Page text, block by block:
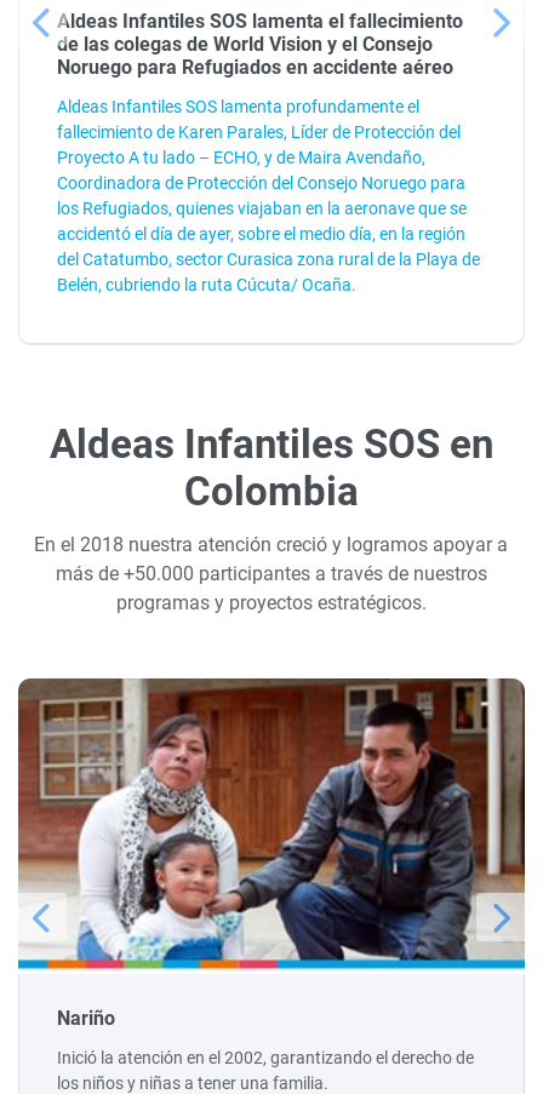
Aldeas Infantiles SOS lamenta el fallecimiento
de las colegas de World Vision y el Consejo
Noruego para Refugiados en accidente aéreo
Aldeas Infantiles SOS lamenta profundamente el
fallecimiento de Karen Parales, Líder de Protección del
Proyecto A tu lado – ECHO, y de Maira Avendaño,
Coordinadora de Protección del Consejo Noruego para
los Refugiados, quienes viajaban en la aeronave que se
accidentó el día de ayer, sobre el medio día, en la región
del Catatumbo, sector Curasica zona rural de la Playa de
Belén, cubriendo la ruta Cúcuta/ Ocaña.
Aldeas Infantiles SOS en
Colombia
En el 2018 nuestra atención creció y logramos apoyar a
más de +50.000 participantes a través de nuestros
programas y proyectos estratégicos.
Nariño
Inició la atención en el 2002, garantizando el derecho de
los niños y niñas a tener una familia.